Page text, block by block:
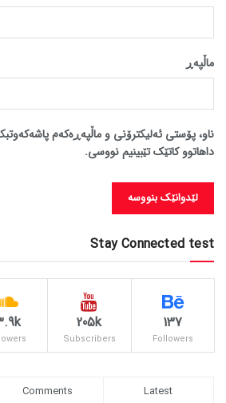
ماڵپه‌ڕ
ناو، پۆستی ئەلیکترۆنی و ماڵپەڕەکەم
داهاتوو کاتێک تێبینیم نووسی.
Stay Connected test
137
Followers
205k
Subscribers
Comments Latest